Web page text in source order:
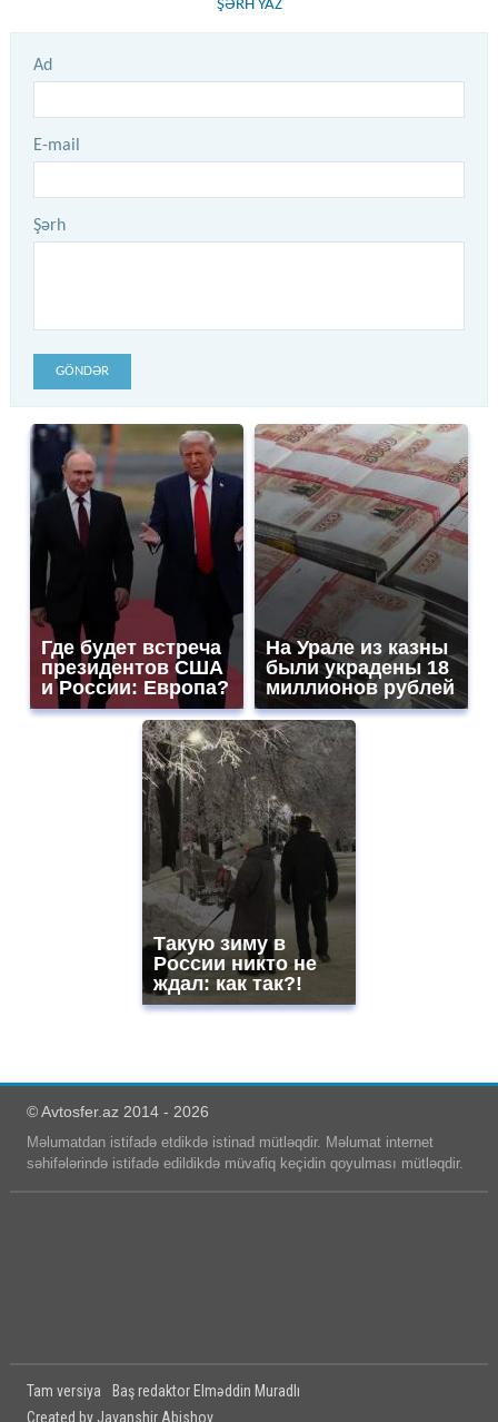
ŞƏRH YAZ
Ad
E-mail
Şərh
GÖNDƏR
Где будет встреча
президентов США
и России: Европа?
На Урале из казны
были украдены 18
миллионов рублей
Такую зиму в
России никто не
ждал: как так?!
© Avtosfer.az 2014 - 2026
Məlumatdan istifadə etdikdə istinad mütləqdir. Məlumat internet
səhifələrində istifadə edildikdə müvafiq keçidin qoyulması mütləqdir.
Tam versiya
Baş redaktor Elməddin Muradlı
Created by Javanshir Abishov